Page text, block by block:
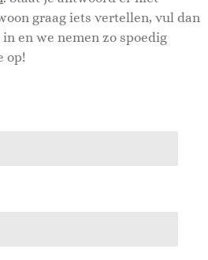
graag iets vertellen, vul dan
en we nemen zo spoedig
op!